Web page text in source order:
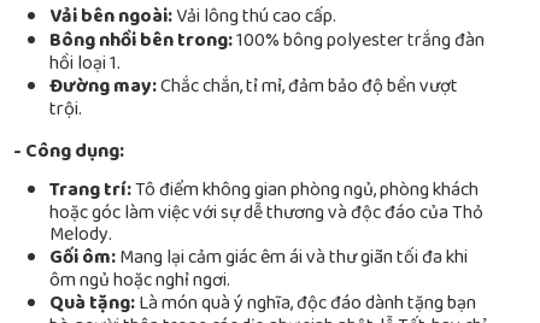
Vải bên ngoài:Vải lông thú cao cấp.
Bông nhồi bên trong:100% bông polyester trắng đàn
hồi loại 1.
Đường may:Chắc chắn, tỉ mỉ, đảm bảo độ bền vượt
trội.
- Công dụng:
Trang trí:Tô điểm không gian phòng ngủ, phòng khách
hoặc góc làm việc với sự dễ thương và độc đáo của Thỏ
Melody.
Gối ôm:Mang lại cảm giác êm ái và thư giãn tối đa khi
ôm ngủ hoặc nghỉ ngơi.
Quà tặng:Là món quà ý nghĩa, độc đáo dành tặng bạn